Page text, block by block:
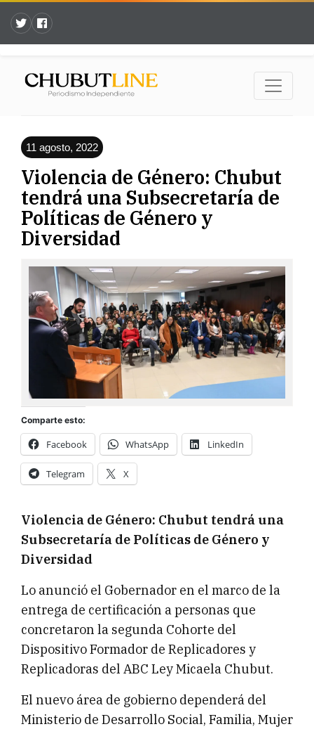
11 agosto, 2022
Violencia de Género: Chubut
tendrá una Subsecretaría de
Políticas de Género y
Diversidad
Comparte esto:
Facebook WhatsApp LinkedIn
Telegram X
Violencia de Género: Chubut tendrá una
Subsecretaría de Políticas de Género y
Diversidad
Lo anunció el Gobernador en el marco de la
entrega de certificación a personas que
concretaron la segunda Cohorte del
Dispositivo Formador de Replicadores y
Replicadoras del ABC Ley Micaela Chubut.
El nuevo área de gobierno dependerá del
Ministerio de Desarrollo Social, Familia, Mujer